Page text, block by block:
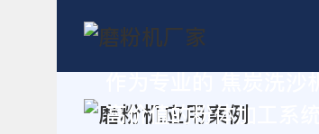
高价值的粉体加工系